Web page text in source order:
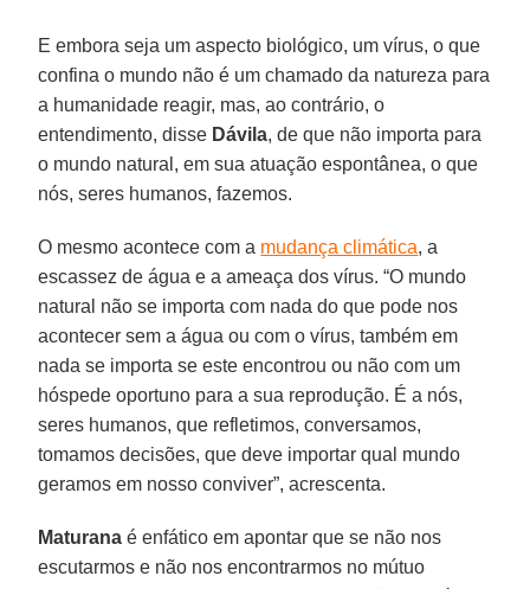
E embora seja um aspecto biológico, um vírus, o que
confina o mundo não é um chamado da natureza para
a humanidade reagir, mas, ao contrário, o
entendimento, disse Dávila, de que não importa para
o mundo natural, em sua atuação espontânea, o que
nós, seres humanos, fazemos.
O mesmo acontece com a mudança climática, a
escassez de água e a ameaça dos vírus. “O mundo
natural não se importa com nada do que pode nos
acontecer sem a água ou com o vírus, também em
nada se importa se este encontrou ou não com um
hóspede oportuno para a sua reprodução. É a nós,
seres humanos, que refletimos, conversamos,
tomamos decisões, que deve importar qual mundo
geramos em nosso conviver”, acrescenta.
Maturana é enfático em apontar que se não nos
escutarmos e não nos encontrarmos no mútuo